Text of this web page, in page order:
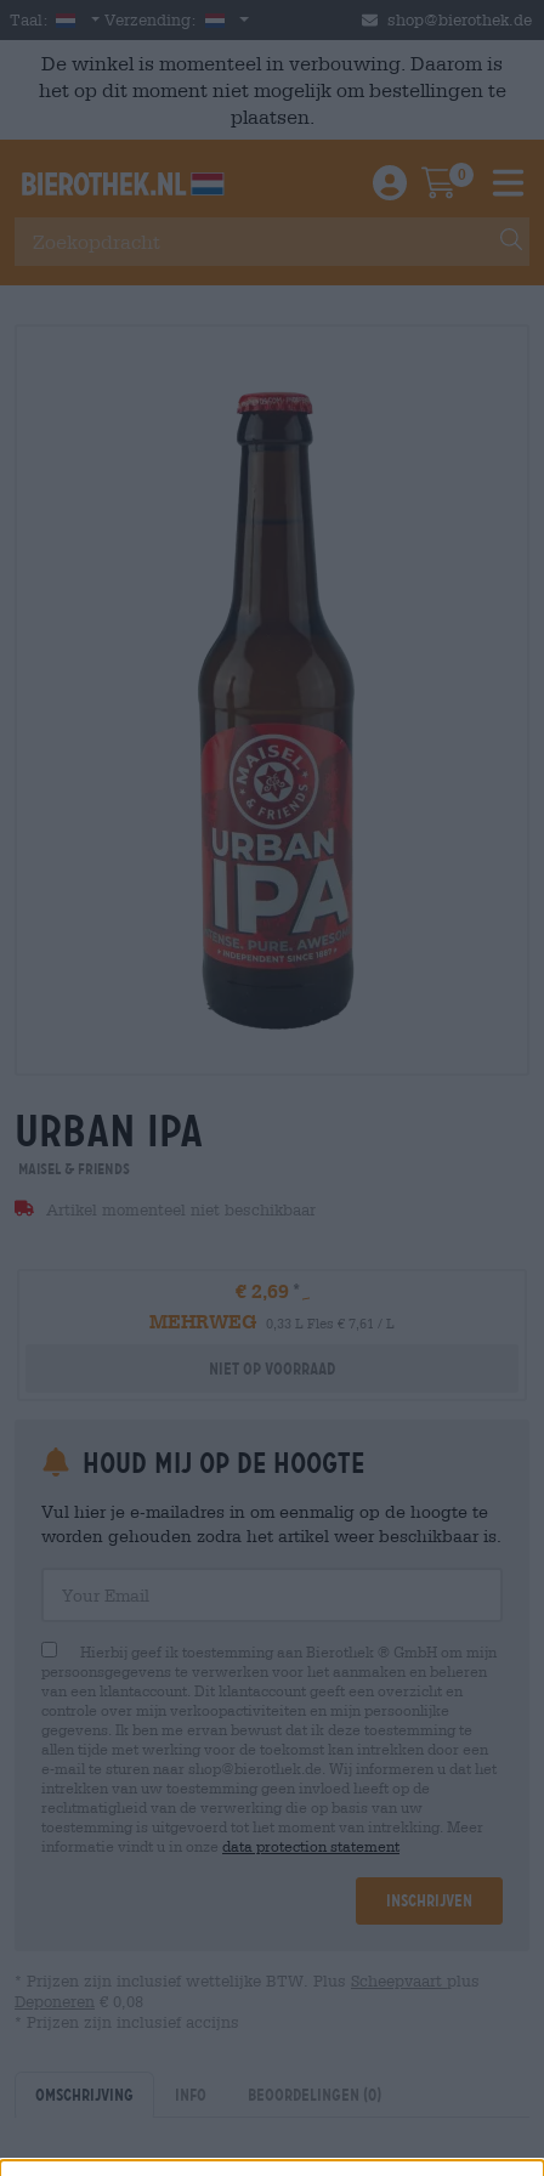
Skip to main content
Taal: Dutch
Verzending: Nederland shop@bierothek.de
De winkel is momenteel in verbouwing. Daarom is
het op dit moment niet mogelijk om bestellingen te
plaatsen.
Einloggen /
0
urban ipa
Maisel & Friends
Artikel momenteel niet beschikbaar
€ 2,69
MEHRWEG
0,33 L Fles € 7,61 / L
Niet op voorraad
Houd mij op de hoogte
Vul hier je e-mailadres in om eenmalig op de hoogte te
worden gehouden zodra het artikel weer beschikbaar is.
Hierbij geef ik toestemming aan Bierothek ® GmbH om mijn
persoonsgegevens te verwerken voor het aanmaken en beheren
van een klantaccount. Dit klantaccount geeft een overzicht en
controle over mijn verkoopactiviteiten en mijn persoonlijke
gegevens. Ik ben me ervan bewust dat ik deze toestemming te
allen tijde met werking voor de toekomst kan intrekken door een
e-mail te sturen naar shop@bierothek.de. Wij informeren u dat het
intrekken van uw toestemming geen invloed heeft op de
rechtmatigheid van de verwerking die op basis van uw
toestemming is uitgevoerd tot het moment van intrekking. Meer
informatie vindt u in onze data protection statement
Inschrijven
* Prijzen zijn inclusief wettelijke BTW. Plus Scheepvaart plus
Deponeren € 0,08
* Prijzen zijn inclusief accijns
Omschrijving Info Beoordelingen (0)